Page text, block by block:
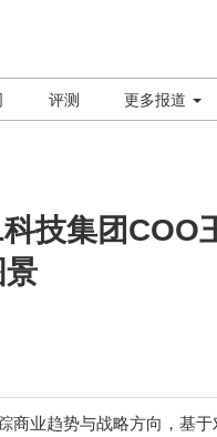
评测 更多报道
技集团COO
景
业趋势与战略方向，基于